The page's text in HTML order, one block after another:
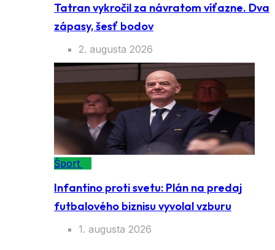
Tatran vykročil za návratom víťazne. Dva
zápasy, šesť bodov
2. augusta 2026
Šport
Infantino proti svetu: Plán na predaj
futbalového biznisu vyvolal vzburu
1. augusta 2026